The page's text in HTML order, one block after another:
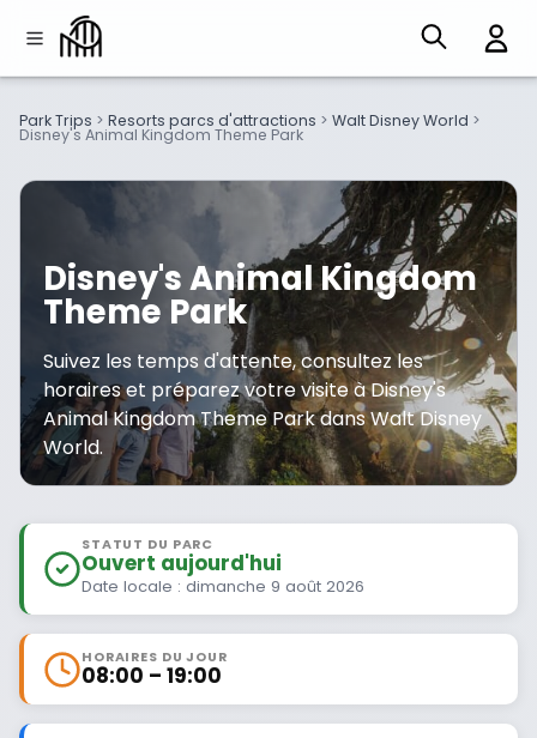
Park Trips > Resorts parcs d'attractions > Walt Disney World >
Disney's Animal Kingdom Theme Park
Disney's Animal Kingdom
Theme Park
Suivez les temps d'attente, consultez les
horaires et préparez votre visite à Disney's
Animal Kingdom Theme Park dans Walt Disney
World.
STATUT DU PARC
Ouvert aujourd'hui
Date locale : dimanche 9 août 2026
HORAIRES DU JOUR
08:00 – 19:00